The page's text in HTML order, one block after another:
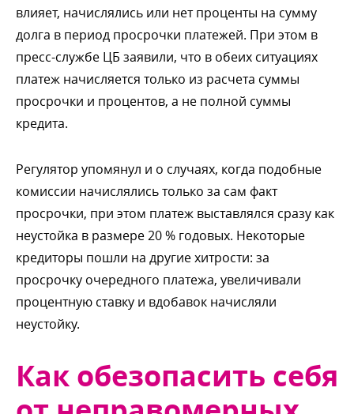
лияет, начислялись или нет проценты на сумму
долга в период просрочки платежей. При этом
пресс-службе ЦБ заявили, что в обеих ситуациях
платеж начисляется только из расчета суммы
просрочки и процентов, а не полной суммы
кредита.
Регулятор упомянул и о случаях, когда подобные
комиссии начислялись только за сам факт
просрочки, при этом платеж выставлялся сразу как
неустойка в размере 20 % годовых. Некоторые
кредиторы пошли на другие хитрости: за
просрочку очередного платежа, увеличивали
процентную ставку и вдобавок начисляли
неустойку.
Как обезопасить себя